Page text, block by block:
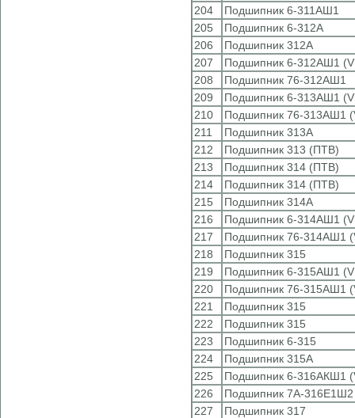
204
Подшипник 6-311АШ1
205
Подшипник 6-312А
206
Подшипник 312А
207
Подшипник 6-312АШ1
208
Подшипник 76-312АШ1
209
Подшипник 6-313АШ1
210
Подшипник 76-313АШ1
211
Подшипник 313А
212
Подшипник 313 (ПТВ)
213
Подшипник 314 (ПТВ)
214
Подшипник 314 (ПТВ)
215
Подшипник 314А
216
Подшипник 6-314АШ1
217
Подшипник 76-314АШ1
218
Подшипник 315
219
Подшипник 6-315АШ1
220
Подшипник 76-315АШ1
221
Подшипник 315
222
Подшипник 315
223
Подшипник 6-315
224
Подшипник 315А
225
Подшипник 6-316АКШ1
226
Подшипник 7А-316Е1Ш2
227
Подшипник 317